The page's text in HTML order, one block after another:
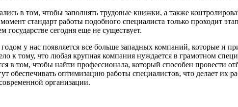
в том, чтобы заполнять трудовые книжки, а также
стандарт работы подобного специалиста только проходит
сегодня еще не существует.
у нас появляется все больше западных компаний, которые и
к тому, что любая крупная компания нуждается в грамотном
в том, чтобы найти профессионала, который способен провести
оптимизацию работы специалистов, что делает их
организации.